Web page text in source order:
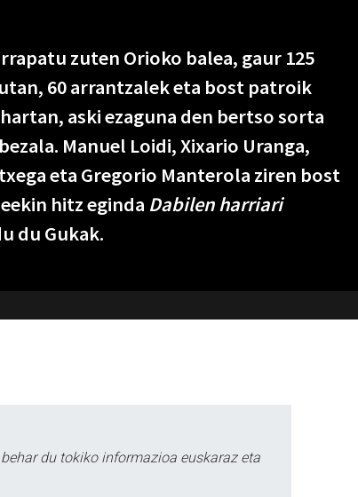
zuten Orioko balea, gaur 125
60 arrantzalek eta bost patroik
aski ezaguna den bertso sorta
Manuel Loidi, Xixario Uranga,
eta Gregorio Manterola ziren bost
hitz eginda Dabilen harriari
du Gukak.
du tokiko informazioa euskaraz eta